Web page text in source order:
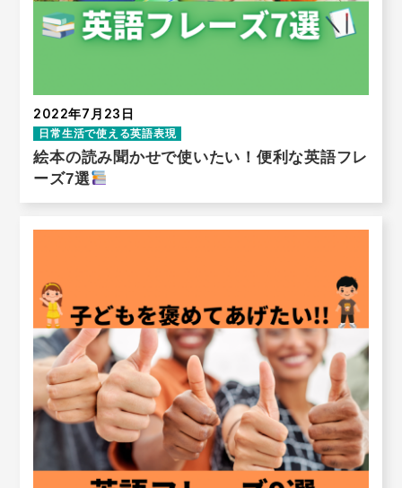
2022年7月23日
日常生活で使える英語表現
絵本の読み聞かせで使いたい！便利な英語フレ
ーズ7選